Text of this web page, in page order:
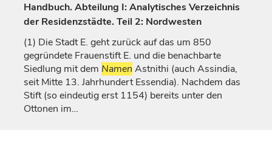
Handbuch. Abteilung I: Analytisches Verzeichnis
der Residenzstädte. Teil 2: Nordwesten
(1) Die Stadt E. geht zurück auf das um 850
gegründete Frauenstift E. und die benachbarte
Siedlung mit dem Namen Astnithi (auch Assindia,
seit Mitte 13. Jahrhundert Essendia). Nachdem das
Stift (so eindeutig erst 1154) bereits unter den
Ottonen im…